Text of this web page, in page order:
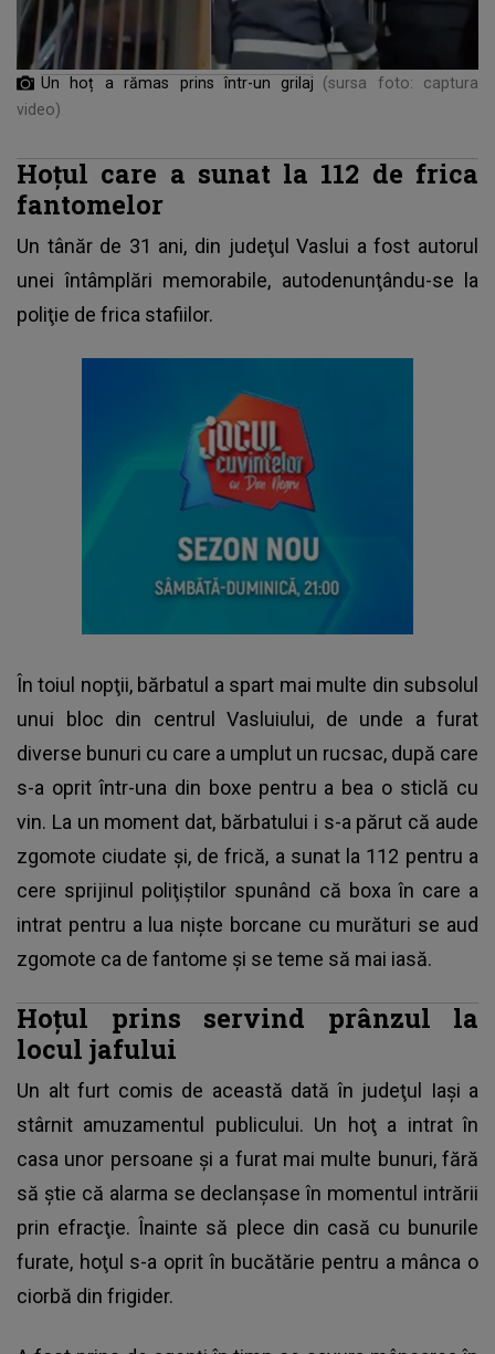
Un hoț a rămas prins într-un grilaj
(sursa foto: captura
video)
Hoţul care a sunat la 112 de frica
fantomelor
Un tânăr de 31 ani, din judeţul Vaslui a fost autorul
unei întâmplări memorabile, autodenunţându-se la
poliţie de frica stafiilor.
În toiul nopţii, bărbatul a spart mai multe din subsolul
unui bloc din centrul Vasluiului, de unde a furat
diverse bunuri cu care a umplut un rucsac, după care
s-a oprit într-una din boxe pentru a bea o sticlă cu
vin. La un moment dat, bărbatului i s-a părut că aude
zgomote ciudate şi, de frică, a sunat la 112 pentru a
cere sprijinul poliţiştilor spunând că boxa în care a
intrat pentru a lua nişte borcane cu murături se aud
zgomote ca de fantome şi se teme să mai iasă.
Hoţul prins servind prânzul la
locul jafului
Un alt furt comis de această dată în judeţul Iaşi a
stârnit amuzamentul publicului. Un hoţ a intrat în
casa unor persoane şi a furat mai multe bunuri, fără
să ştie că alarma se declanşase în momentul intrării
prin efracţie. Înainte să plece din casă cu bunurile
furate, hoţul s-a oprit în bucătărie pentru a mânca o
ciorbă din frigider.